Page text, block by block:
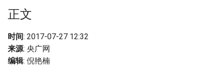
a
l
i
附加信息 [Processed Page
正文
时间: 2017-07-27 12:32
来源: 央广网
编辑: 倪艳楠